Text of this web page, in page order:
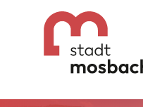
Gehe zum
Gehe zum Inhalt